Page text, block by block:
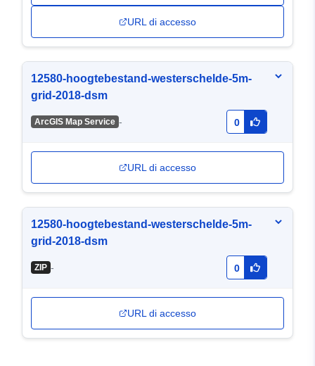
URL di accesso
12580-hoogtebestand-westerschelde-5m-
grid-2018-dsm
ArcGIS Map Service - 0
URL di accesso
12580-hoogtebestand-westerschelde-5m-
grid-2018-dsm
ZIP - 0
URL di accesso